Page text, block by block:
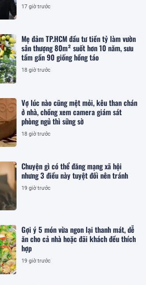
17 giờ trước
Mẹ đảm TP.HCM đầu tư tiền tỷ làm vườn
sân thượng 80m² suốt hơn 10 năm, sưu
tầm gần 90 giống hồng táo
18 giờ trước
Vợ lúc nào cũng mệt mỏi, kêu than chán
ở nhà, chồng xem camera giám sát
phòng ngủ thì sững sờ
18 giờ trước
Chuyện gì có thể đăng mạng xã hội
nhưng 3 điều này tuyệt đối nên tránh
19 giờ trước
Gợi ý 5 món vừa ngon lại thanh mát, dễ
ăn cho cả nhà hoặc đãi khách đều thích
hợp
19 giờ trước